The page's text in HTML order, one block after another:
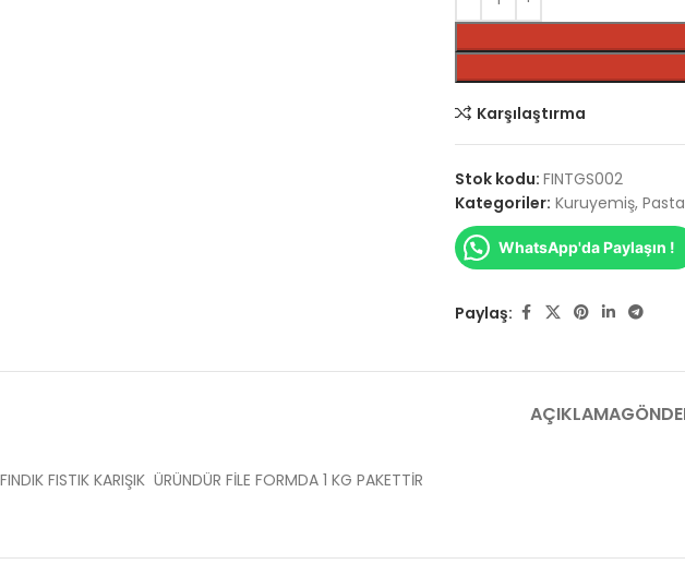
Karşılaştırma
Stok kodu:FINTGS002
Kategoriler: Kuruyemiş,
WhatsApp'da Paylaşın !
Paylaş:
AÇIKLAMA
FINDIK FISTIK KARIŞIK ÜRÜNDÜR FİLE FORMDA 1 KG PAKETTİR